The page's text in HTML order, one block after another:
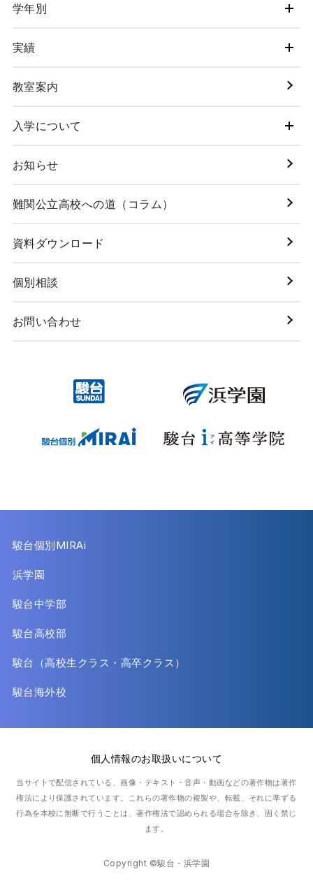
学年別
実績
教室案内
入学について
お知らせ
難関公立高校への道（コラム）
資料ダウンロード
個別相談
お問い合わせ
駿台個別MIRAi
浜学園
駿台中学部
駿台高校部
駿台（高校生クラス・高卒クラス）
駿台海外校
個人情報のお取扱いについて
当サイトで配信されている、画像・テキスト・音声・動画などの著作物は著作
権法により保護されています。 これらの著作物の複製や、転載、それに準ずる
行為を本校に無断で行うことは、著作権法で認められる場合を除き、固く禁じ
ます。
Copyright ©駿台・浜学園